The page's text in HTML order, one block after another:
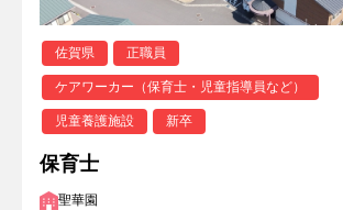
佐賀県 正職員
ケアワーカー（保育士・児童指導員など）
児童養護施設 新卒
保育士
聖華園